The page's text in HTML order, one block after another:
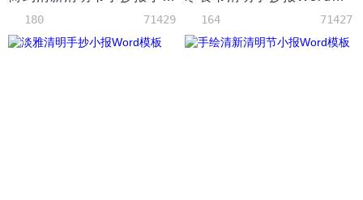
180 71429 164 71427